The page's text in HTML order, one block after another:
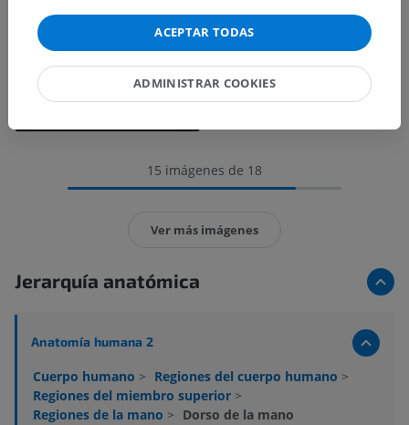
15 imágenes de 18
Ver más imágenes
Jerarquía anatómica
Anatomía humana 2
Cuerpo humano > Regiones del cuerpo humano >
Regiones del miembro superior >
Regiones de la mano > Dorso de la mano
ACEPTAR TODAS
ADMINISTRAR COOKIES